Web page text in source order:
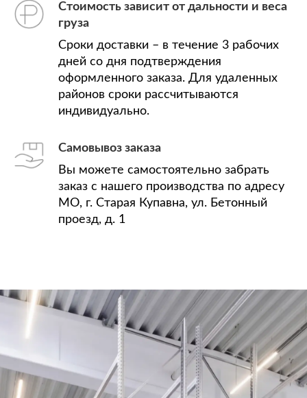
Стоимость зависит от дальности и веса
груза
Сроки доставки – в течение 3 рабочих
дней со дня подтверждения
оформленного заказа. Для удаленных
районов сроки рассчитываются
индивидуально.
Самовывоз заказа
Вы можете самостоятельно забрать
заказ с нашего производства по адресу
МО, г. Старая Купавна, ул. Бетонный
проезд, д. 1